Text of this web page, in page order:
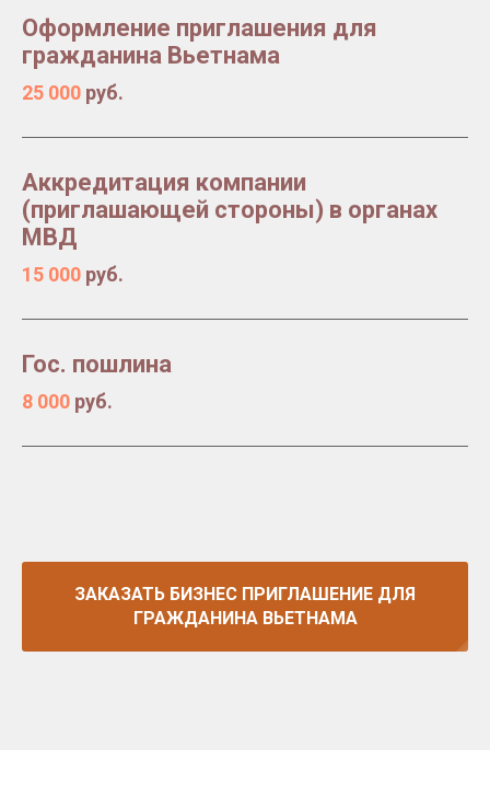
Оформление приглашения для
гражданина Вьетнама
25 000 руб.
Аккредитация компании
(приглашающей стороны) в органах
МВД
15 000 руб.
Гос. пошлина
8 000 руб.
ЗАКАЗАТЬ БИЗНЕС ПРИГЛАШЕНИЕ ДЛЯ
ГРАЖДАНИНА ВЬЕТНАМА